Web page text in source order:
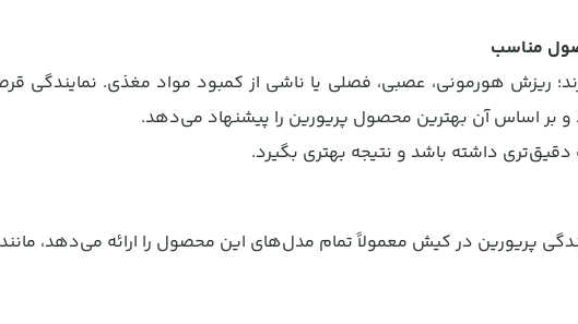
ریزش هورمونی، عصبی، فصلی یا ناشی از کمبود مواد مغذی. نمایندگی
و بر اساس آن بهترین محصول پریورین را پیشنهاد می‌دهد.
داشته باشد و نتیجه بهتری بگیرد.
پریورین در کیش معمولاً تمام مدل‌های این محصول را ارائه می‌دهد،